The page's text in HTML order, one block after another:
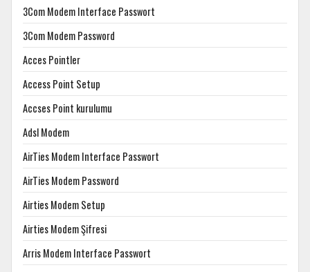
3Com Modem Interface Passwort
3Com Modem Password
Acces Pointler
Access Point Setup
Accses Point kurulumu
Adsl Modem
AirTies Modem Interface Passwort
AirTies Modem Password
Airties Modem Setup
Airties Modem Şifresi
Arris Modem Interface Passwort